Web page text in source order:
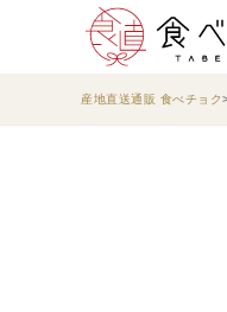
産地直送通販 食べチョク